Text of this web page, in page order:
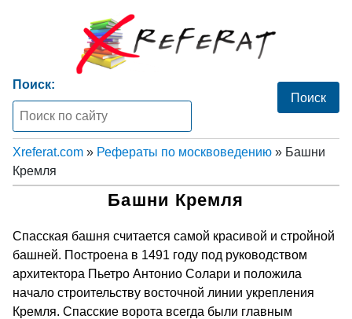
Поиск:
Xreferat.com » Рефераты по москвоведению » Башни
Кремля
Башни Кремля
Спасская башня считается самой красивой и стройной
башней. Построена в 1491 году под руководством
архитектора Пьетро Антонио Солари и положила
начало строительству восточной линии укрепления
Кремля. Спасские ворота всегда были главным